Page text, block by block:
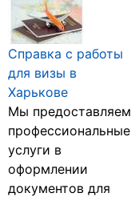
Справка с работы
для визы в
Харькове
Мы предоставляем
профессиональные
услуги в
оформлении
документов для